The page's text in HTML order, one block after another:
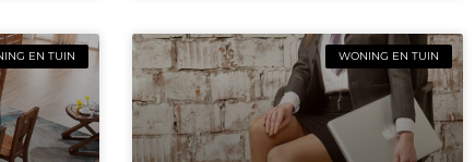
EN TUIN WONING EN TUIN